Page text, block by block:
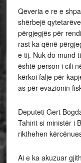
Qeveria e re e
shërbejë
përgjegjës për
rast ka qënë
e tij. Nuk do mund
është person i cili
kërkoi falje për
as për evazionin
Deputeti Gert
Tahirit si ministër i
rikthehen
Ai e ka akuzuar